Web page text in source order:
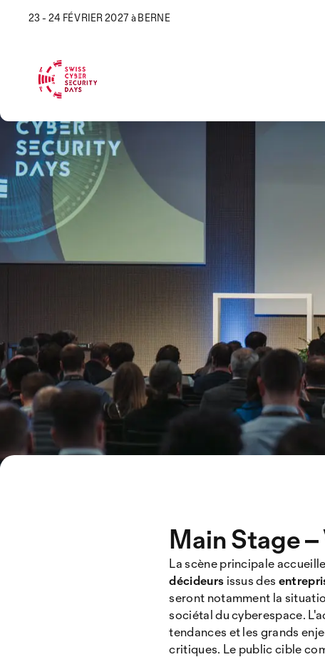
23 - 24 FÉVRIER 2027 à BERNE
Main Stage
La scène principale
décideurs issus des
seront notamment la
sociétal du cyberespace.
tendances et les grands
critiques. Le public cible